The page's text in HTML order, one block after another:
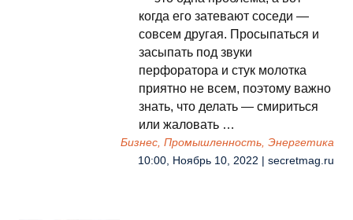
когда его затевают соседи —
совсем другая. Просыпаться и
засыпать под звуки
перфоратора и стук молотка
приятно не всем, поэтому важно
знать, что делать — смириться
или жаловать …
Бизнес, Промышленность, Энергетика
10:00, Ноябрь 10, 2022 | secretmag.ru